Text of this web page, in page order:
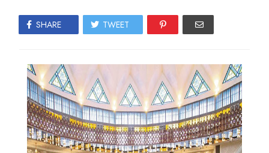
SHARE TWEET